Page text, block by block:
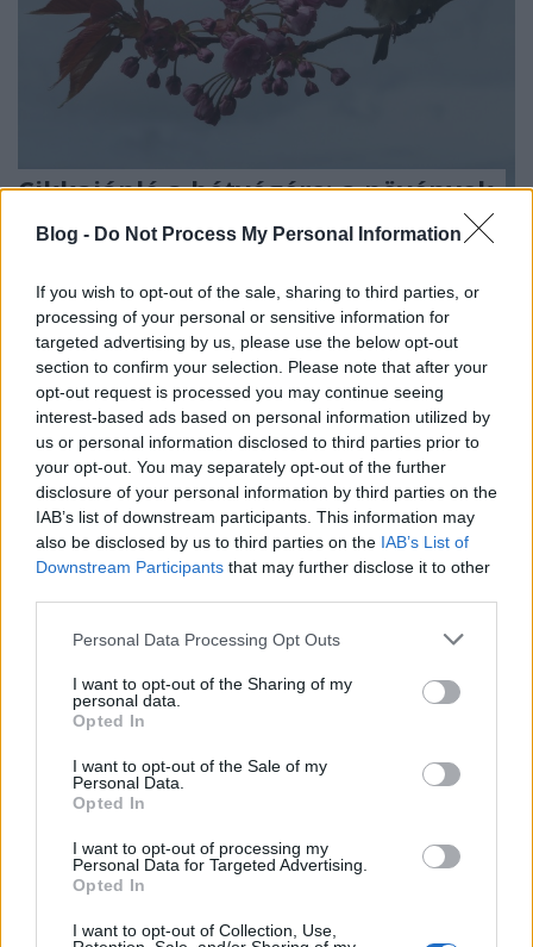
Blog - Do Not Process My Personal Information
If you wish to opt-out of the sale, sharing to third parties, or
processing of your personal or sensitive information for
targeted advertising by us, please use the below opt-out
section to confirm your selection. Please note that after your
opt-out request is processed you may continue seeing
interest-based ads based on personal information utilized by
us or personal information disclosed to third parties prior to
your opt-out. You may separately opt-out of the further
disclosure of your personal information by third parties on the
IAB’s list of downstream participants. This information may
also be disclosed by us to third parties on the IAB’s List of
Downstream Participants that may further disclose it to other
Please note that this website/app uses one or more Google
not limited to your visit or usage behaviour. You may click to
grant or deny consent to Google and its third-party tags to
use your data for below specified purposes in below Google
consent section.
Personal Data Processing Opt Outs
I want to opt-out of the Sharing of my
personal data.
Opted In
I want to opt-out of the Sale of my
Personal Data.
Opted In
I want to opt-out of processing my
Personal Data for Targeted Advertising.
Opted In
I want to opt-out of Collection, Use,
Cikkajánló a hétvégére: a növények
biológiai óráján át az atombombát
hornyikanna•2020. július 17.
Melyek az Egyesült Arab Emírségek
atomerőművének kockázatai, mit kell tudni az
elektromos autók jelenéről és jövőjéről, mi történt 75
évvel ezelőtt, ami megváltoztatta az egész világot? A
fenti kérdésekre megtalálod a választ e heti
cikkajánlónkban. Kép: Pixabay Hírek a jelenből…
Miért jó…